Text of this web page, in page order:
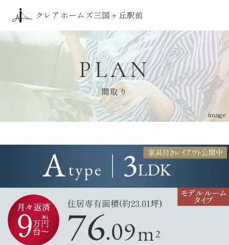
クレアホームズ三国ヶ丘駅前
トップ
アクセス
三国ケ丘の価値
ロケーション
間取り
ZEH-M・低炭素
クオリティ
ブランド
物件エントリー
はこちら
物件エントリー者様限定サイトはこちら
来場予約 はこちら
PLAN
間取り
image